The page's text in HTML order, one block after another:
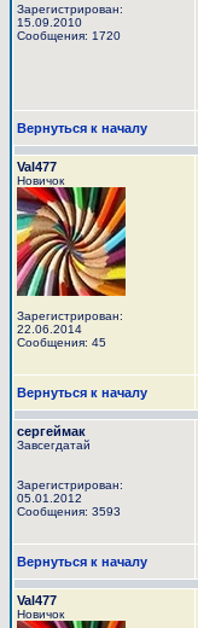
Зарегистрирован:
15.09.2010
Сообщения: 1720
Вернуться к началу
Val477
Новичок
Зарегистрирован:
22.06.2014
Сообщения: 45
Вернуться к началу
сергеймак
Завсегдатай
Зарегистрирован:
05.01.2012
Сообщения: 3593
Вернуться к началу
Val477
Новичок